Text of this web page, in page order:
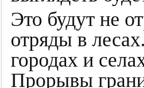
Это будут не
отряды в
городах и
Прорывы